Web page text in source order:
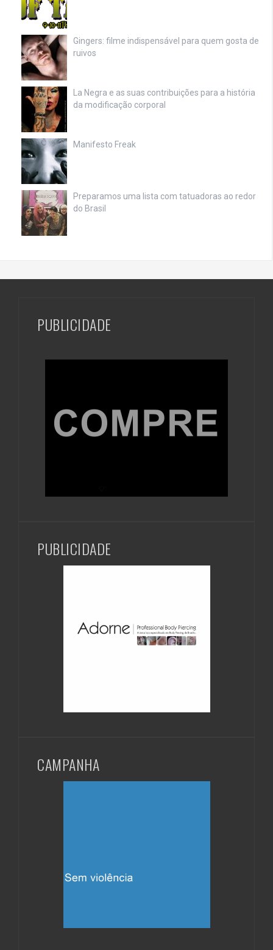
Gingers: filme indispensável para quem gosta de
ruivos
La Negra e as suas contribuições para a história
da modificação corporal
Manifesto Freak
Preparamos uma lista com tatuadoras ao redor
do Brasil
PUBLICIDADE
PUBLICIDADE
CAMPANHA